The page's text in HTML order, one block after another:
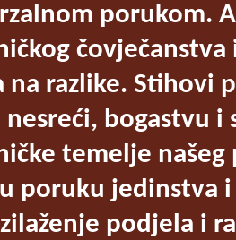
porukom.
na razlike. Stihovi
nesreći, bogastvu
temelje
poruku jedinstva
podjela i